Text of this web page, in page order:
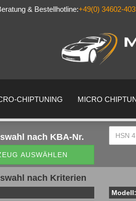
& Bestellhotline:+49(0) 34602-
CHIPTUNING MICRO
nach KBA-Nr.
AUSWÄHLEN
nach Kriterien
Modell: